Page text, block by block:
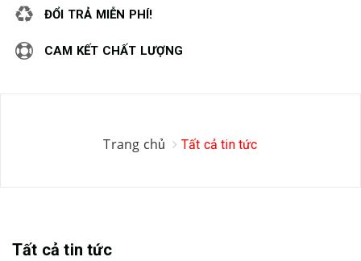
ĐỔI TRẢ MIỄN PHÍ!
CAM KẾT CHẤT LƯỢNG
Trang chủ Tất cả tin tức
Tất cả tin tức